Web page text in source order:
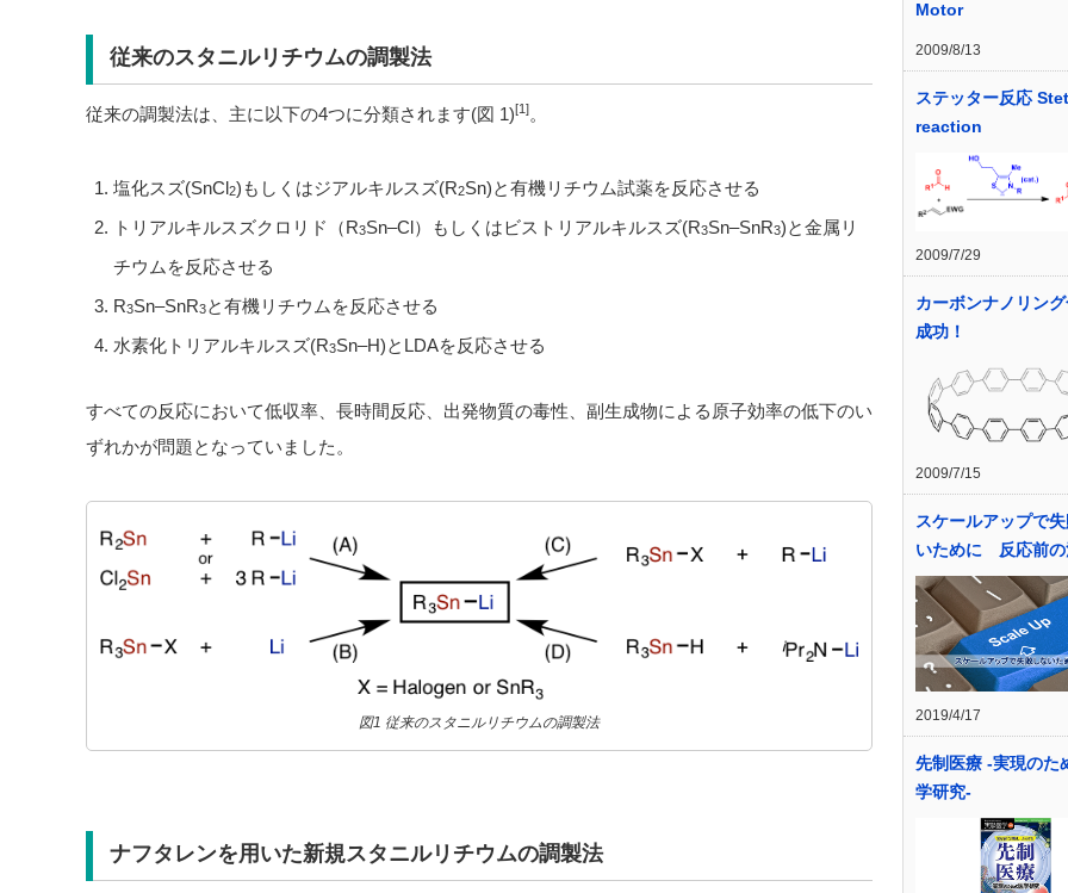
従来のスタニルリチウムの調製法
従来の調製法は、主に以下の4つに分類されます(図 1)[1]。
塩化スズ(SnCl2)もしくはジアルキルスズ(R2Sn)と有機リチウム試薬を反応させる
トリアルキルスズクロリド（R3Sn–Cl）もしくはビストリアルキルスズ(R3Sn–SnR3)と金属リ
チウムを反応させる
R3Sn–SnR3と有機リチウムを反応させる
水素化トリアルキルスズ(R3Sn–H)とLDAを反応させる
すべての反応において低収率、長時間反応、出発物質の毒性、副生成物による原子効率の低下のい
ずれかが問題となっていました。
図1 従来のスタニルリチウムの調製法
ナフタレンを用いた新規スタニルリチウムの調製法
Motor
2009/8/13
ステッター反応
reaction
2009/7/29
カーボンナノリン
成功！
2009/7/15
スケールアップで
いために 反応前の
2019/4/17
先制医療 -実現のた
学研究-